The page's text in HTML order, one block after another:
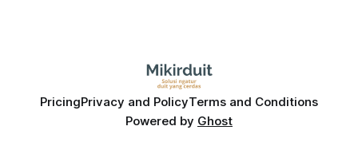
PricingPrivacy and PolicyTerms and Conditions
Powered by Ghost